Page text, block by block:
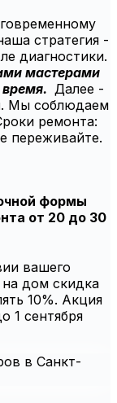
стратегия -
диагностики.
мастерами
Далее -
Мы соблюдаем
ремонта:
переживайте.
формы
от 20 до 30
вашего
дом скидка
10%. Акция
1 сентября